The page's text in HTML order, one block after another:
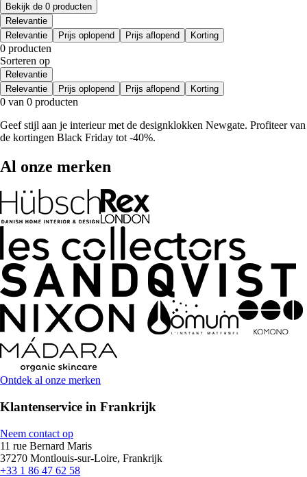
Bekijk de 0 producten
Relevantie
Relevantie
Prijs oplopend Prijs aflopend Korting
0 producten
Sorteren op
Relevantie
Relevantie
Prijs oplopend Prijs aflopend Korting
0 van 0 producten
Geef stijl aan je interieur met de designklokken Newgate. Profiteer van
de kortingen Black Friday tot -40%.
Al onze merken
Ontdek al onze merken
Klantenservice in Frankrijk
Neem contact op
11 rue Bernard Maris
37270 Montlouis-sur-Loire, Frankrijk
+33 1 86 47 62 58